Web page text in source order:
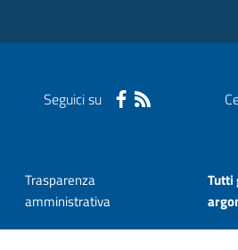
Seguici su
Trasparenza
amministrativa
Tutti